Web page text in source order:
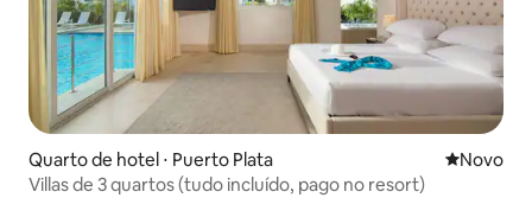
Quarto de hotel ⋅ Puerto Plata Novo
Novo
Villas de 3 quartos (tudo incluído, pago no resort)